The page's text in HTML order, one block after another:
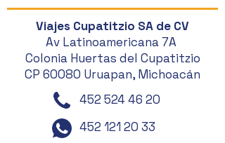
Viajes Cupatitzio SA de CV
Av Latinoamericana 7A
Colonia Huertas del Cupatitzio
CP 60080 Uruapan, Michoacán
452 524 46 20
452 121 20 33